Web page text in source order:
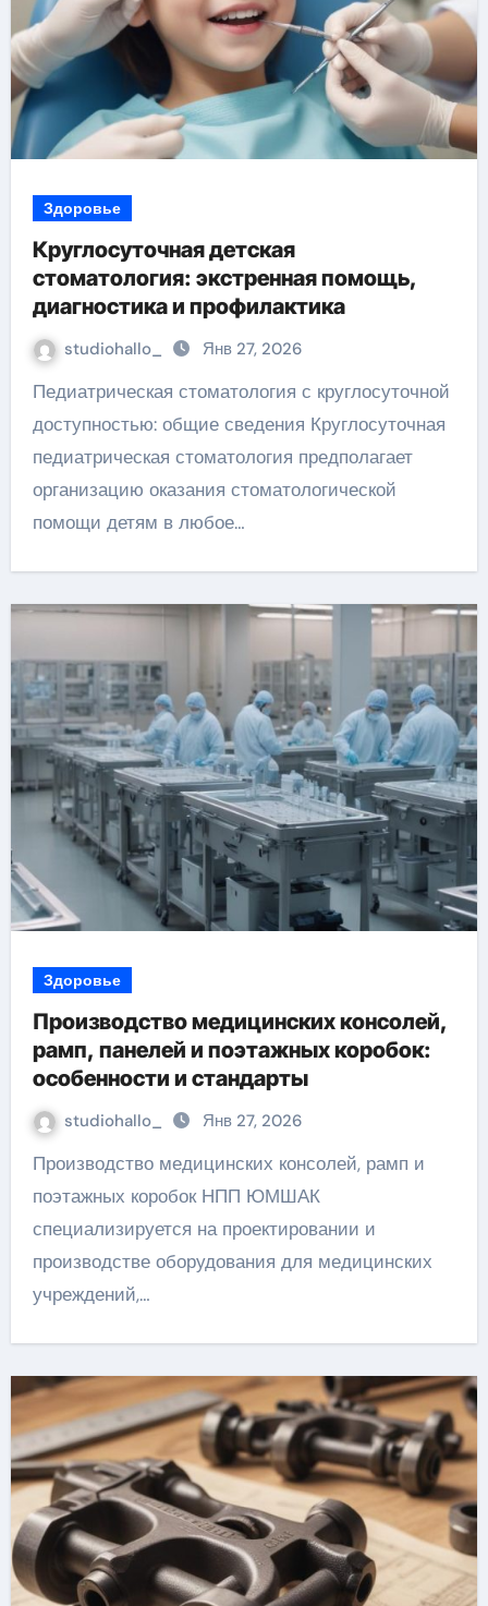
Здоровье
Круглосуточная детская
стоматология: экстренная помощь,
диагностика и профилактика
studiohallo_ Янв 27, 2026
Педиатрическая стоматология с круглосуточной
доступностью: общие сведения Круглосуточная
педиатрическая стоматология предполагает
организацию оказания стоматологической
помощи детям в любое…
Здоровье
Производство медицинских консолей,
рамп, панелей и поэтажных коробок:
особенности и стандарты
studiohallo_ Янв 27, 2026
Производство медицинских консолей, рамп и
поэтажных коробок НПП ЮМШАК
специализируется на проектировании и
производстве оборудования для медицинских
учреждений,…